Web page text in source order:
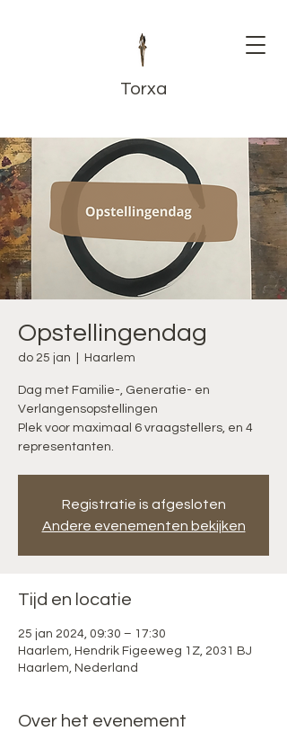
Torxa
Opstellingendag
do 25 jan Haarlem
Dag met Familie-, Generatie- en
Verlangensopstellingen
Plek voor maximaal 6 vraagstellers, en 4
representanten.
Registratie is afgesloten
Andere evenementen bekijken
Tijd en locatie
25 jan 2024, 09:30 – 17:30
Haarlem, Hendrik Figeeweg 1Z, 2031 BJ
Haarlem, Nederland
Over het evenement